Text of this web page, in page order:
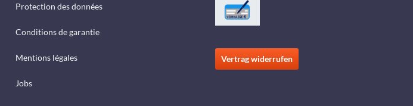
Protection des données
Conditions de garantie
Mentions légales
Jobs
Vertrag widerrufen